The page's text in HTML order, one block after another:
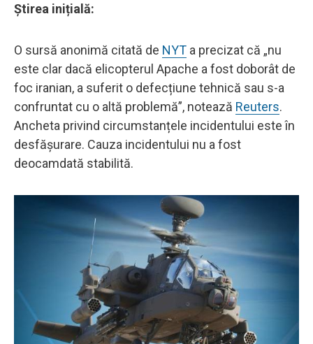
Știrea inițială:
O sursă anonimă citată de NYT a precizat că „nu
este clar dacă elicopterul Apache a fost doborât de
foc iranian, a suferit o defecțiune tehnică sau s-a
confruntat cu o altă problemă”, notează Reuters.
Ancheta privind circumstanțele incidentului este în
desfășurare. Cauza incidentului nu a fost
deocamdată stabilită.